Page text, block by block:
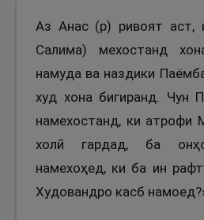
Аз Анас (р) ривоят аст,
Салима) мехостанд
намуда ва наздики
худ хона бигиранд. Чун
намехостанд, ки атрофи
холӣ гардад, ба
намехоҳед, ки ба ин
Худовандро касб